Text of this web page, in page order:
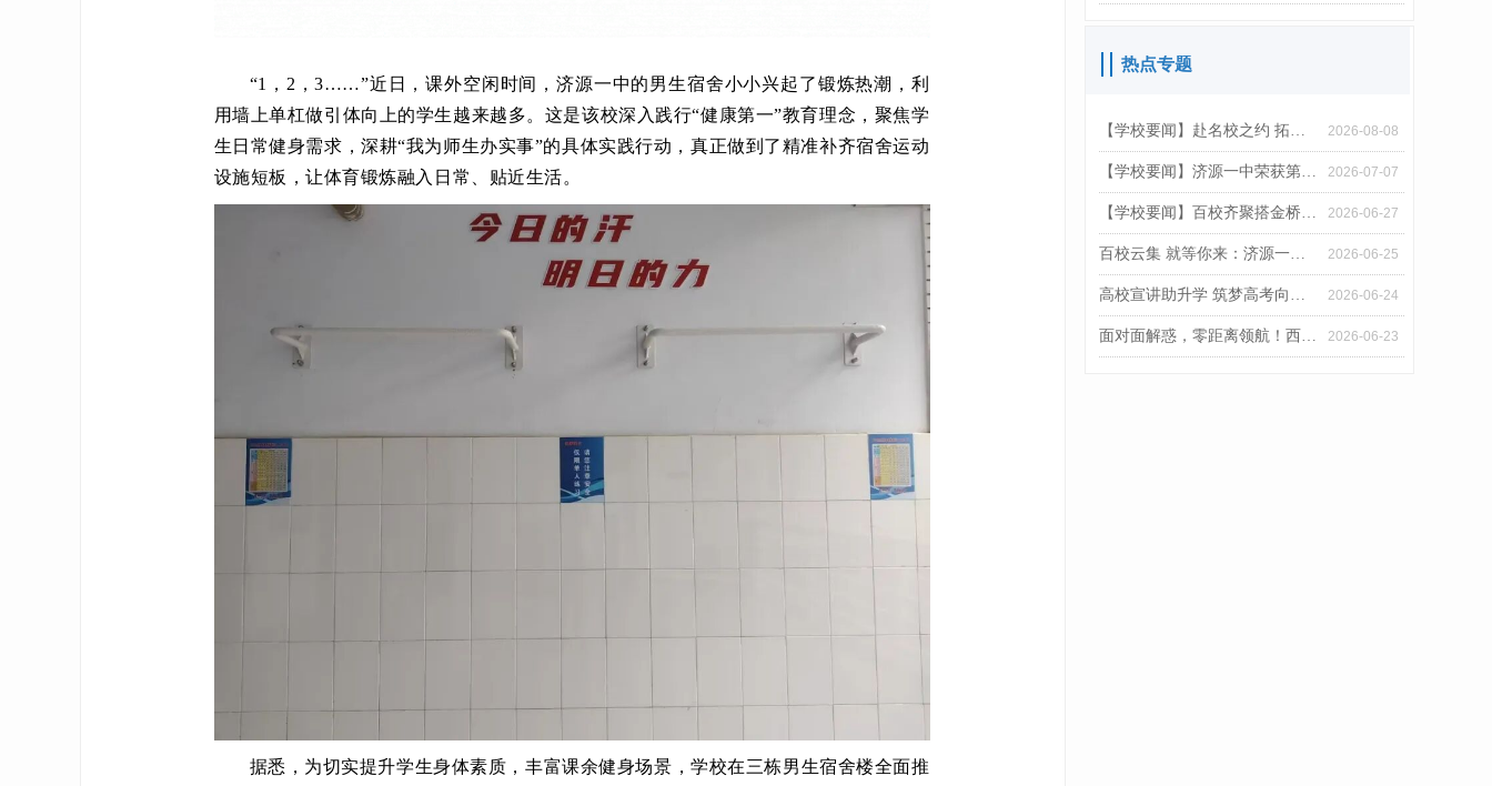
“1，2，3……”近日，课外空闲时间，济源一中的男生宿舍小小兴起了锻炼热潮，利
用墙上单杠做引体向上的学生越来越多。这是该校深入践行“健康第一”教育理念，聚焦学
生日常健身需求，深耕“我为师生办实事”的具体实践行动，真正做到了精准补齐宿舍运动
设施短板，让体育锻炼融入日常、贴近生活。
据悉，为切实提升学生身体素质，丰富课余健身场景，学校在三栋男生宿舍楼全面推
热点专题
2026-08-08
【学校要闻】赴名校之约 拓育人之路——我校受邀参加西湖大学2026级开学典礼
2026-07-07
【学校要闻】济源一中荣获第22届“外研社杯”优秀组织单位称号
2026-06-27
【学校要闻】百校齐聚搭金桥 精准助梦启新程｜济源一中举办2026年普通高校招生现场咨询会
2026-06-25
百校云集 就等你来：济源一中2026年高考志愿填报咨询会即将举行
2026-06-24
高校宣讲助升学 筑梦高考向远方——深理工院士专家团队莅临济源一中开展招生座谈
2026-06-23
面对面解惑，零距离领航！西湖大学施一公院士走进济源一中